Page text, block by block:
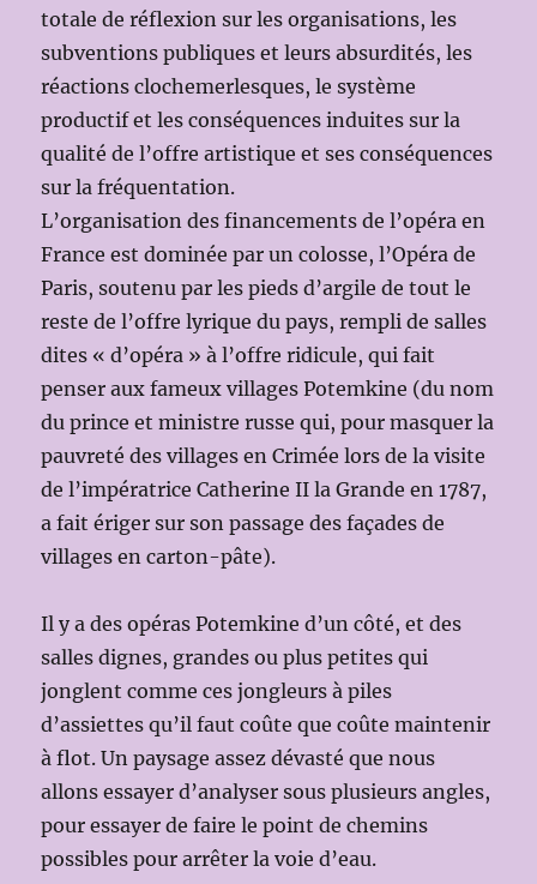
totale de réflexion sur les organisations, les
subventions publiques et leurs absurdités, les
réactions clochemerlesques, le système
productif et les conséquences induites sur la
qualité de l’offre artistique et ses conséquences
sur la fréquentation.
L’organisation des financements de l’opéra en
France est dominée par un colosse, l’Opéra de
Paris, soutenu par les pieds d’argile de tout le
reste de l’offre lyrique du pays, rempli de salles
dites « d’opéra » à l’offre ridicule, qui fait
penser aux fameux villages Potemkine (du nom
du prince et ministre russe qui, pour masquer la
pauvreté des villages en Crimée lors de la visite
de l’impératrice Catherine II la Grande en 1787,
a fait ériger sur son passage des façades de
villages en carton-pâte).
Il y a des opéras Potemkine d’un côté, et des
salles dignes, grandes ou plus petites qui
jonglent comme ces jongleurs à piles
d’assiettes qu’il faut coûte que coûte maintenir
à flot. Un paysage assez dévasté que nous
allons essayer d’analyser sous plusieurs angles,
pour essayer de faire le point de chemins
possibles pour arrêter la voie d’eau.